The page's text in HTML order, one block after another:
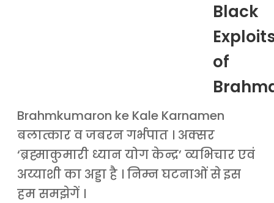
Black
of
Brahmkumaron ke Kale Karnamen
बलात्कार व जबरन गर्भपात । अक्सर
‘ब्रह्माकुमारी ध्यान योग केन्द्र’ व्यभिचार एवं
अय्याशी का अड्डा है । निम्न घटनाओं से इस
हम समझेगें ।